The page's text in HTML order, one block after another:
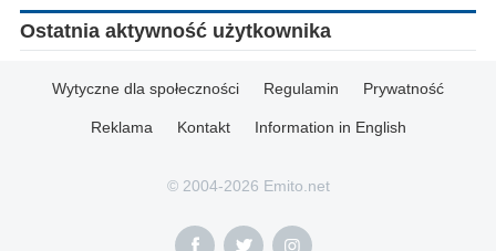
Ostatnia aktywność użytkownika
Wytyczne dla społeczności Regulamin Prywatność
Reklama Kontakt Information in English
© 2004-2026 Emito.net